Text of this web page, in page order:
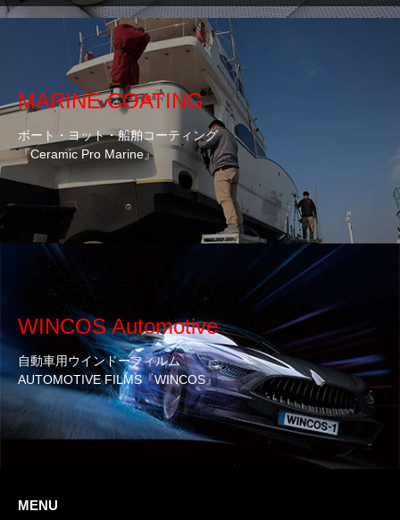
MARINE COATING
ボート・ヨット・船舶コーティング
『Ceramic Pro Marine』
WINCOS Automotive
自動車用ウインドーフィルム
AUTOMOTIVE FILMS『WINCOS』
MENU